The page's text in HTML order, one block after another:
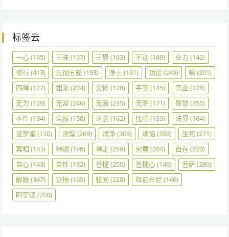
标签云
一心(165) 三昧(137) 三界(163) 不动(189) 业力 (142)
修行(413) 光彻五轮(193) 净土 (131) 功德(249) 嗔(201)
四禅(177) 如来(204) 实修(128) 平等(145) 恶业 (128)
无为 (129) 无常 (246) 无我(235) 无明 (171) 智慧 (355)
本性 (134) 果报 (158) 正念(162) 比喻(133) 法界(164)
波罗蜜 (130) 涅槃(269) 清净(309) 烦恼(350) 生死(271)
真相 (133) 神通 (196) 禅定 (259) 究竟(204) 自在(220)
自心(143) 自性 (182) 菩提(250) 菩提心(146) 菩萨(280)
解脱(347) 证悟(165) 轮回 (228) 释迦牟尼 (146)
阿罗汉 (200)